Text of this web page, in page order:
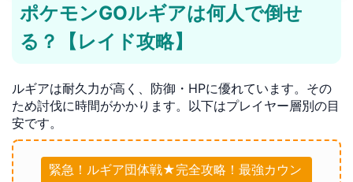
ポケモンGOルギアは何人で倒せ
る？【レイド攻略】
ルギアは耐久力が高く、防御・HPに優れています。その
ため討伐に時間がかかります。以下はプレイヤー層別の目
安です。
緊急！ルギア団体戦★完全攻略！最強カウン